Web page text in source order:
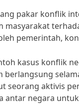
pakar konflik
masyarakat
pemerintah,
kasus konflik
berlangsung
seorang aktivis
antar negara